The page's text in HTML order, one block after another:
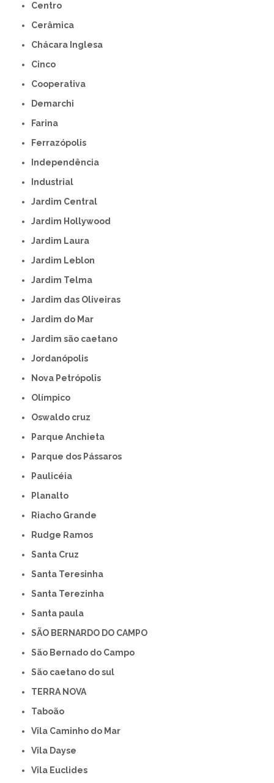
Centro
Cerâmica
Chácara Inglesa
Cinco
Cooperativa
Demarchi
Farina
Ferrazópolis
Independência
Industrial
Jardim Central
Jardim Hollywood
Jardim Laura
Jardim Leblon
Jardim Telma
Jardim das Oliveiras
Jardim do Mar
Jardim são caetano
Jordanópolis
Nova Petrópolis
Olímpico
Oswaldo cruz
Parque Anchieta
Parque dos Pássaros
Paulicéia
Planalto
Riacho Grande
Rudge Ramos
Santa Cruz
Santa Teresinha
Santa Terezinha
Santa paula
SÃO BERNARDO DO CAMPO
São Bernado do Campo
São caetano do sul
TERRA NOVA
Taboão
Vila Caminho do Mar
Vila Dayse
Vila Euclides